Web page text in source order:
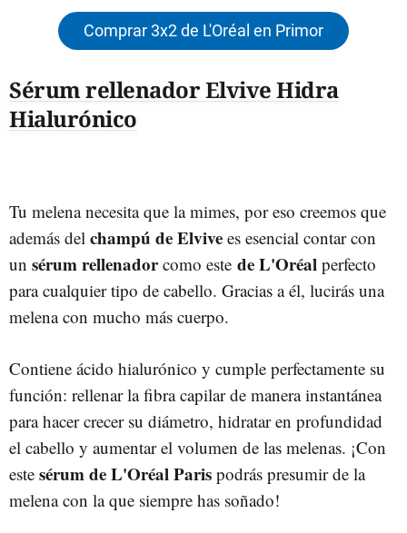
Comprar 3x2 de L'Oréal en Primor
Sérum rellenador Elvive Hidra
Hialurónico
Tu melena necesita que la mimes, por eso creemos que
además del champú de Elvive es esencial contar con
un sérum rellenadorcomo este de L'Oréal perfecto
para cualquier tipo de cabello. Gracias a él, lucirás una
melena con mucho más cuerpo.
Contiene ácido hialurónico y cumple perfectamente su
función: rellenar la fibra capilar de manera instantánea
para hacer crecer su diámetro, hidratar en profundidad
el cabello y aumentar el volumen de las melenas. ¡Con
este sérum de L'OréalParis podrás presumir de la
melena con la que siempre has soñado!